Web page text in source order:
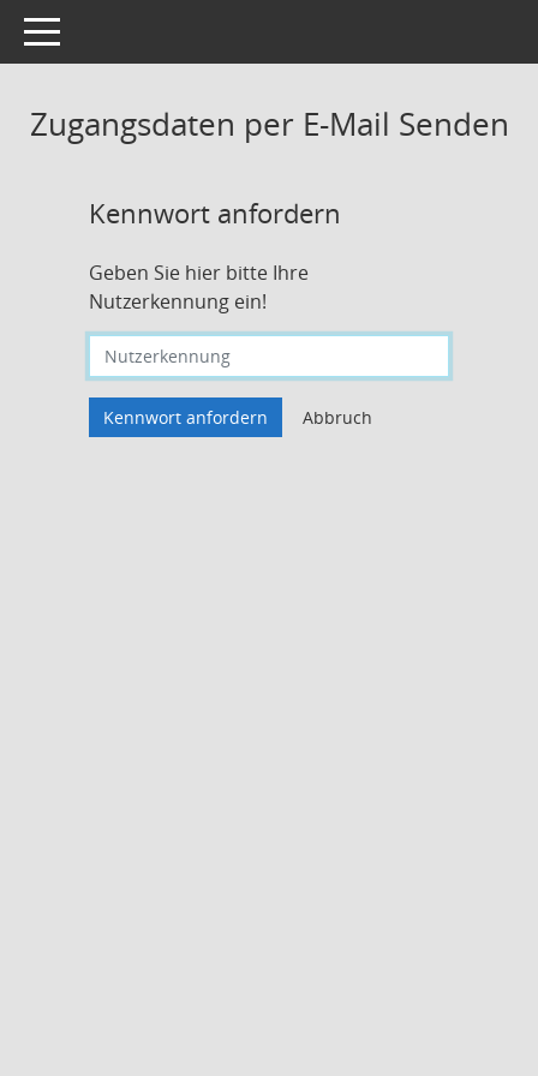
Toggle navigation
Zugangsdaten per E-Mail Senden
Kennwort anfordern
Geben Sie hier bitte Ihre
Nutzerkennung ein!